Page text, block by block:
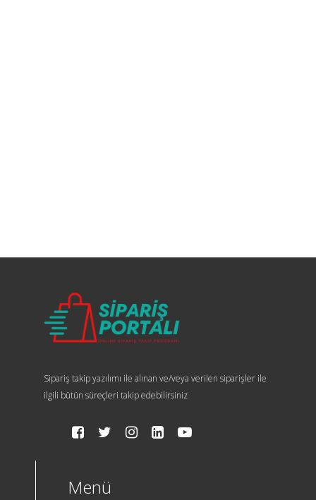
Sipariş takip yazılımı ile alınan ve/veya verilen siparişler ile
ilgili bütün süreçleri takip edebilirsiniz
Menü